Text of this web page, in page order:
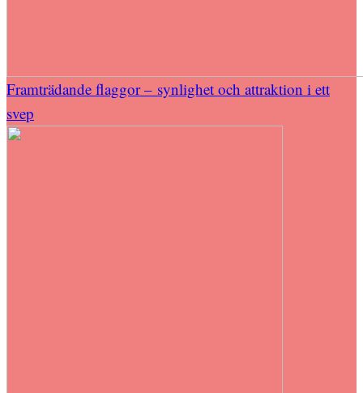
Framträdande flaggor – synlighet och attraktion i ett
svep